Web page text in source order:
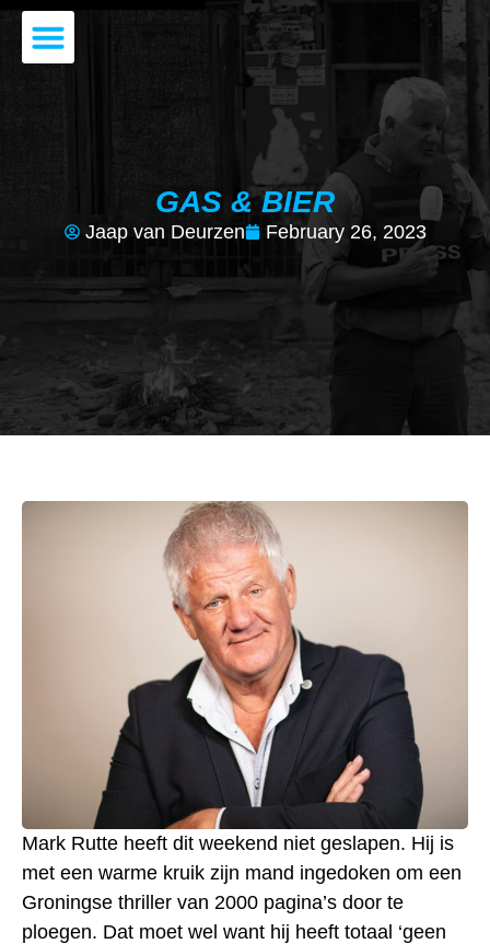
GAS & BIER
Jaap van Deurzen February 26, 2023
Mark Rutte heeft dit weekend niet geslapen. Hij is
met een warme kruik zijn mand ingedoken om een
Groningse thriller van 2000 pagina’s door te
ploegen. Dat moet wel want hij heeft totaal ‘geen